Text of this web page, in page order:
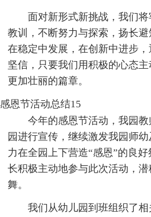
面对新形式新挑战，我们
教训，不断努力与探索，扬长
在稳定中发展，在创新中进步
坚信，只要我们用积极的心态
更加壮丽的篇章。
感恩节活动总结15
今年的感恩节活动，我园
园进行宣传，继续激发我园师
力在全园上下营造“感恩”的良
长积极主动地参与此次活动，
舞。
我们从幼儿园到班组织了